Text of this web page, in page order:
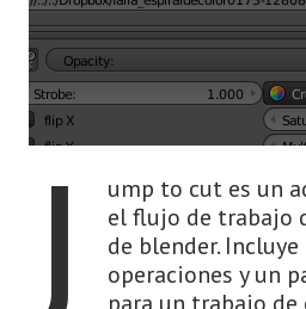
J
ump to cut es un
el flujo de trabajo
de blender. Incluye
operaciones y un